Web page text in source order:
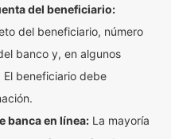
del beneficiario:
del beneficiario, número
banco y, en algunos
beneficiario debe
banca en línea: La mayoría